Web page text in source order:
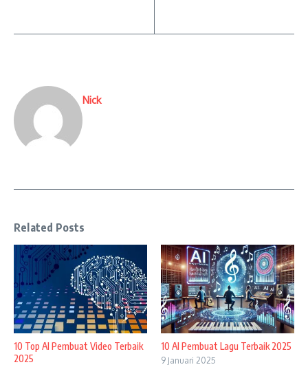
Nick
Related Posts
10 Top AI Pembuat Video Terbaik
2025
10 AI Pembuat Lagu Terbaik 2025
9 Januari 2025